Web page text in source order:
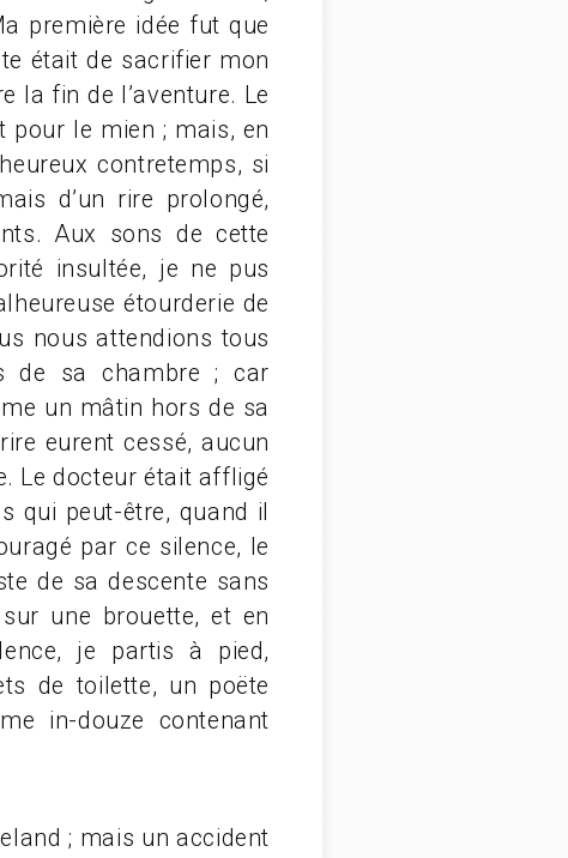
première idée fut que
était de sacrifier mon
la fin de l’aventure. Le
le mien ; mais, en
contretemps, si
d’un rire prolongé,
Aux sons de cette
insultée, je ne pus
étourderie de
nous attendions tous
de sa chambre ; car
un mâtin hors de sa
eurent cessé, aucun
Le docteur était affligé
qui peut-être, quand il
par ce silence, le
de sa descente sans
une brouette, et en
je partis à pied,
de toilette, un poëte
in-douze contenant
; mais un accident